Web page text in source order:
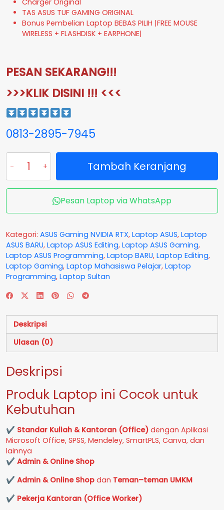
Charger Original
TAS ASUS TUF GAMING ORIGINAL
Bonus Pembelian Laptop BEBAS PILIH |FREE MOUSE
WIRELESS + FLASHDISK + EARPHONE|
PESAN SEKARANG!!!
>>>KLIK DISINI !!! <<<
0813-2895-7945
ASUS
TUF
FA507RE-
O
7
6800H
VGA
NVIDIA
RTX
3050ti
RAM
GB
SSD
512
GB
GARANSI
2
Tahun
Tambah Keranjang
Pesan Laptop via WhatsApp
Kategori: ASUS Gaming NVIDIA RTX, Laptop ASUS, Laptop
ASUS BARU, Laptop ASUS Editing, Laptop ASUS Gaming,
Laptop ASUS Programming, Laptop BARU, Laptop Editing,
Laptop Gaming, Laptop Mahasiswa Pelajar, Laptop
Programming, Laptop Sultan
Deskripsi
Ulasan (0)
Deskripsi
Produk Laptop ini Cocok untuk
Kebutuhan
✔ Standar Kuliah & Kantoran (Office) dengan Aplikasi
Microsoft Office, SPSS, Mendeley, SmartPLS, Canva, dan
lainnya
✔ Admin & Online Shop
✔ Admin & Online Shop dan Teman–teman UMKM
✔ Pekerja Kantoran (Office Worker)